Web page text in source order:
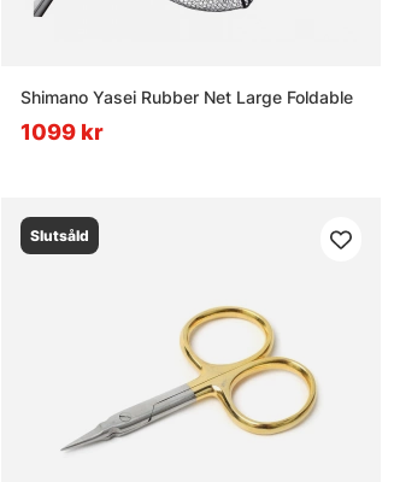
Shimano Yasei Rubber Net Large Foldable
1099 kr
Slutsåld